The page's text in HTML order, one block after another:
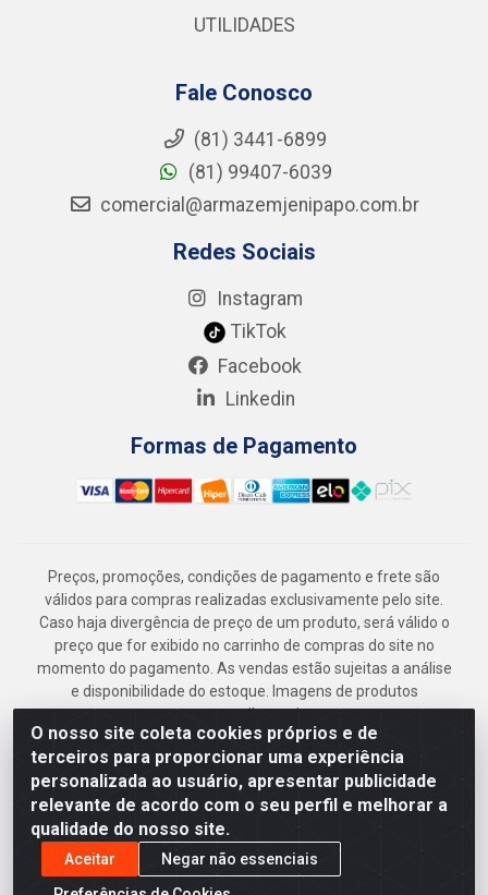
O nosso site coleta cookies próprios e de
terceiros para proporcionar uma experiência
personalizada ao usuário, apresentar publicidade
relevante de acordo com o seu perfil e melhorar a
qualidade do nosso site.
Aceitar
Negar não essenciais
UTILIDADES
Fale Conosco
(81) 3441-6899
(81) 99407-6039
comercial@armazemjenipapo.com.br
Redes Sociais
Instagram
TikTok
Facebook
Linkedin
Formas de Pagamento
Preços, promoções, condições de pagamento e frete são
válidos para compras realizadas exclusivamente pelo site.
Caso haja divergência de preço de um produto, será válido o
preço que for exibido no carrinho de compras do site no
momento do pagamento. As vendas estão sujeitas a análise
e disponibilidade do estoque. Imagens de produtos
meramente ilustrativas.
Armazém Jenipapo Materiais de Construção em Geral
LTDA - Rua das Flores, 2691 - Guabiraba, Recife/PE - CEP
52.291-630 - CNPJ 41.097.379/0001-